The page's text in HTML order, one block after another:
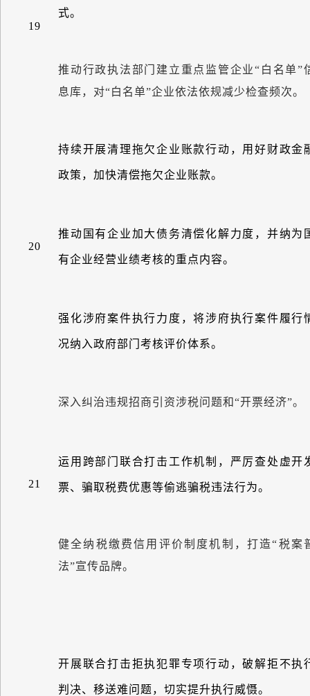
19
式。
推动行政执法部门建立重点监管企业“ 白名单”
息库，对“白名单”企业依法依规减少检查频次。
20
持续开展清理拖欠企业账款行动，用好财政金
政策，加快清偿拖欠企业账款。
推动国有企业加大债务清偿化解力度，并纳为
有企业经营业绩考核的重点内容。
强化涉府案件执行力度，将涉府执行案件履行
况纳入政府部门考核评价体系。
21
深入纠治违规招商引资涉税问题和“开票经济”。
运用跨部门联合打击工作机制，严厉查处虚开
票、骗取税费优惠等偷逃骗税违法行为。
健全纳税缴费信用评价制度机制，打造“税案
法”宣传品牌。
开展联合打击拒执犯罪专项行动，破解拒不执
判决、移送难问题，切实提升执行威慑。